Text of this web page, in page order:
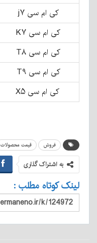
کی ام سی j۷
کی ام سی K۷
کی ام سی T۸
کی ام سی T۹
کی ام سی X۵
فروش قیمت محصولات
به اشتراک گذاری
لینک کوتاه مطلب :